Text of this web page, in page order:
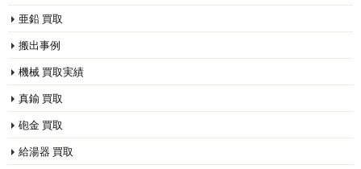
亜鉛 買取
搬出事例
機械 買取実績
真鍮 買取
砲金 買取
給湯器 買取